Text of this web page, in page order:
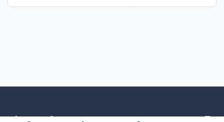
Светлый режим
Темный режим
Как в системе v